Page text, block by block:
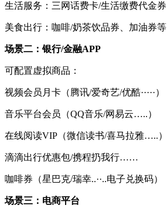
生活服务：三网话费卡/生活缴费代金券
美食出行：咖啡/奶茶饮品券、加油券等
场景二：银行/金融APP
可配置虚拟商品：
视频会员月卡（腾讯/爱奇艺/优酷·····）
音乐平台会员（QQ音乐/网易云…..）
在线阅读VIP（微信读书/喜马拉雅…..）
滴滴出行优惠包/携程扔我行……
咖啡券（星巴克/瑞幸..··..电子兑换码）
场景三：电商平台